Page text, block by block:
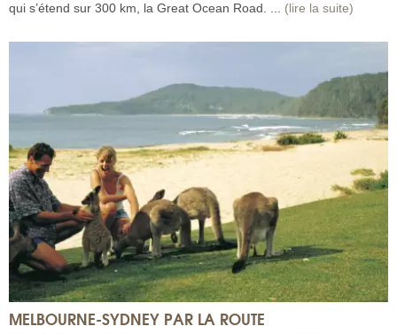
qui s’étend sur 300 km, la Great Ocean Road. ... (lire la suite)
MELBOURNE-SYDNEY PAR LA ROUTE